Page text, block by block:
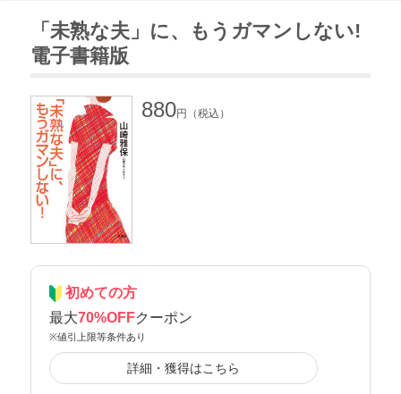
「未熟な夫」に、もうガマンしない!
電子書籍版
880円（税込）
初めての方
最大70%OFFクーポン
※値引上限等条件あり
詳細・獲得はこちら